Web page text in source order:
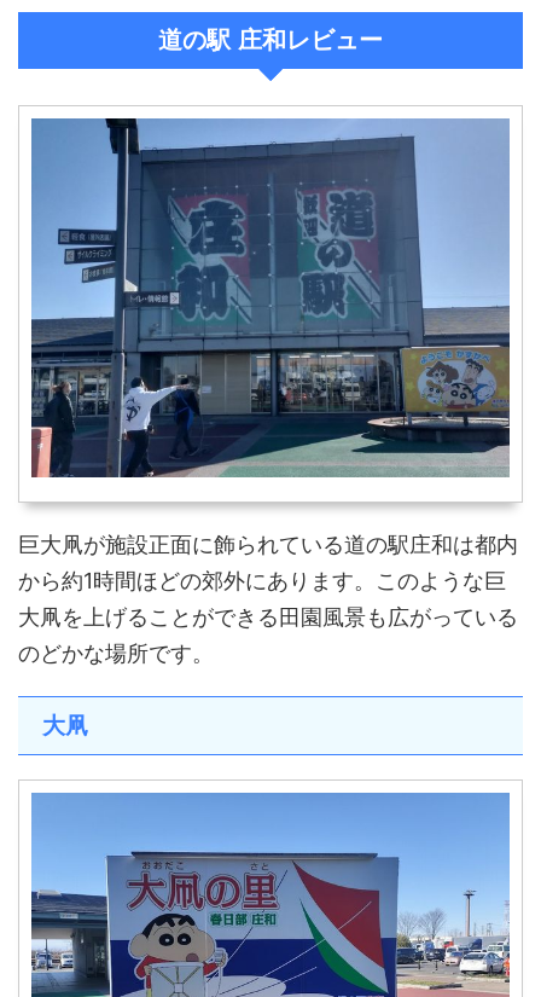
道の駅 庄和レビュー
巨大凧が施設正面に飾られている道の駅庄和は都内
から約1時間ほどの郊外にあります。このような巨
大凧を上げることができる田園風景も広がっている
のどかな場所です。
大凧